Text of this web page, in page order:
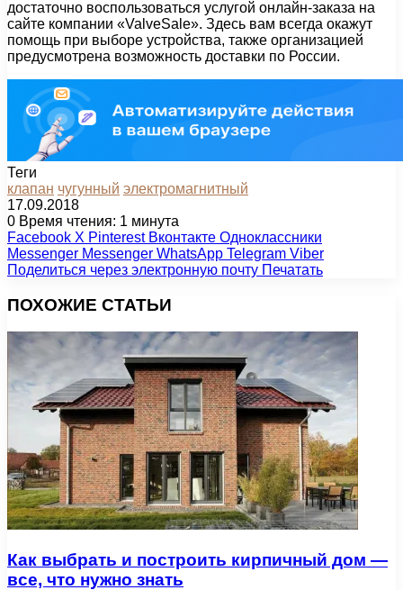
достаточно воспользоваться услугой онлайн-заказа на
сайте компании «ValveSale». Здесь вам всегда окажут
помощь при выборе устройства, также организацией
предусмотрена возможность доставки по России.
Теги
клапан чугунный электромагнитный
17.09.2018
0 Время чтения: 1 минута
Facebook X Pinterest Вконтакте Одноклассники
Messenger Messenger WhatsApp Telegram Viber
Поделиться через электронную почту Печатать
ПОХОЖИЕ СТАТЬИ
Как выбрать и построить кирпичный дом —
все, что нужно знать